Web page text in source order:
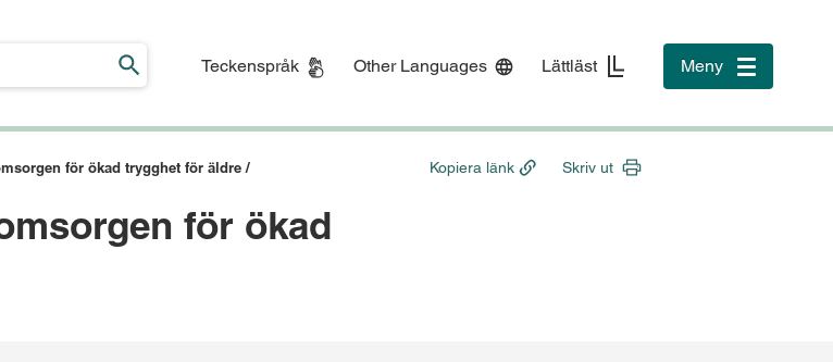
Teckenspråk Other Languages Lättläst Meny
Toggle
navigation
för ökad trygghet för äldre / Kopiera länk Skriv ut
för ökad